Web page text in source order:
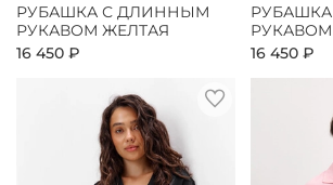
РУБАШКА С ДЛИННЫМ
РУКАВОМ ЖЕЛТАЯ
16 450 ₽
16 450 ₽